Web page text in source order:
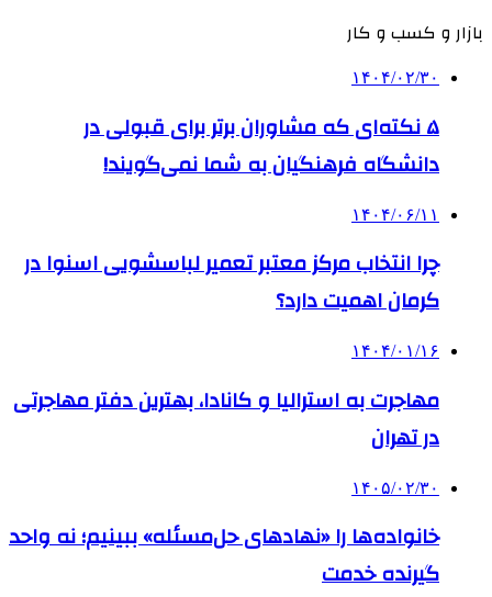
بازار و کسب و کار
۱۴۰۴/۰۲/۳۰
۵ نکته‌ای که مشاوران برتر برای قبولی در
دانشگاه فرهنگیان به شما نمی‌گویند!
۱۴۰۴/۰۶/۱۱
چرا انتخاب مرکز معتبر تعمیر لباسشویی اسنوا در
کرمان اهمیت دارد؟
۱۴۰۴/۰۱/۱۶
مهاجرت به استرالیا و کانادا، بهترین دفتر مهاجرتی
در تهران
۱۴۰۵/۰۲/۳۰
خانواده‌ها را «نهادهای حل‌مسئله» ببینیم؛ نه واحد
گیرنده خدمت